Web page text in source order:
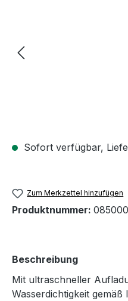
Sofort verfügbar,
Zum Merkzettel hinzufügen
Produktnummer:
Beschreibung
Mit ultraschneller
Wasserdichtigkeit